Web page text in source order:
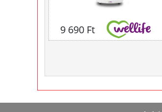
9 690 Ft